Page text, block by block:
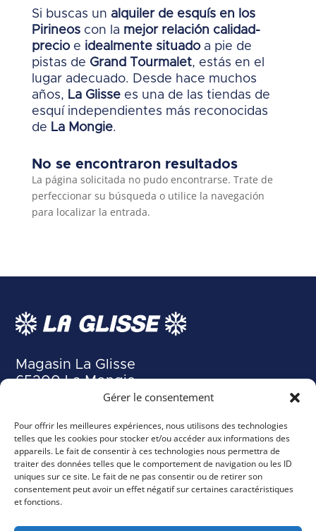
Gérer le consentement
Pour offrir les meilleures expériences, nous utilisons des technologies
telles que les cookies pour stocker et/ou accéder aux informations des
appareils. Le fait de consentir à ces technologies nous permettra de
traiter des données telles que le comportement de navigation ou les ID
uniques sur ce site. Le fait de ne pas consentir ou de retirer son
consentement peut avoir un effet négatif sur certaines caractéristiques
et fonctions.
Si buscas un alquiler de esquís en los
Pirineoscon la mejor relación calidad-
precioe idealmente situadoa pie de
pistas de Grand Tourmalet, estás en el
lugar adecuado. Desde hace muchos
años, La Glissees una de las tiendas de
esquí independientes más reconocidas
de La Mongie.
No se encontraron resultados
La página solicitada no pudo encontrarse. Trate de
perfeccionar su búsqueda o utilice la navegación
para localizar la entrada.
Magasin La Glisse
65200 La Mongie
07 71 26 80 20
laglisse@location-ski-tourmalet.com
